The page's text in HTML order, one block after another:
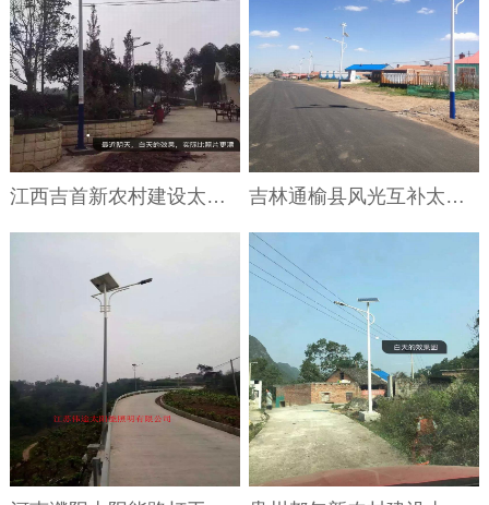
江西吉首新农村建设太阳能路灯安装案例 吉林通榆县风光互补太阳能路灯工程案例